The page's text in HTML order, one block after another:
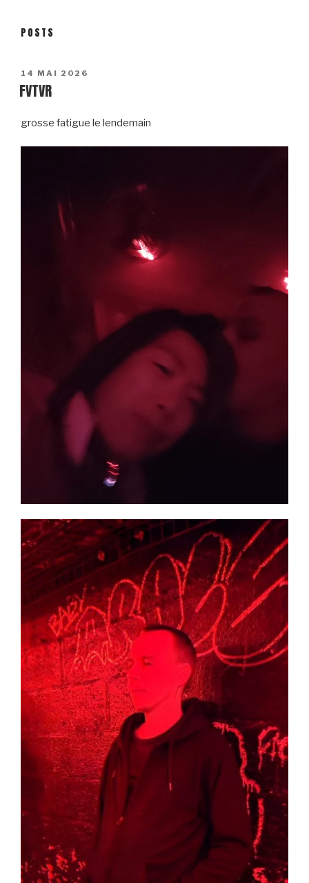
POSTS
POSTED
ON
14 MAI 2026
FVTVR
grosse fatigue le lendemain